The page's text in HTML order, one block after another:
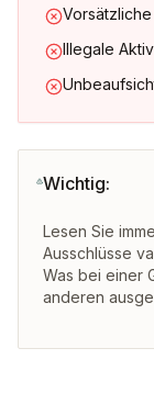
Illegale
Wichtig:
Lesen Sie
Ausschlüsse
Was bei einer
anderen